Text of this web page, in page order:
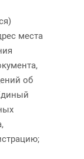
места
об